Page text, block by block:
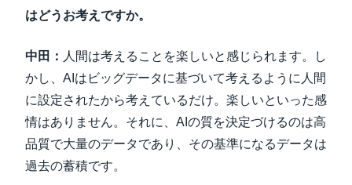
はどうお考えですか。
中田： 人間は考えることを楽しいと感じられます。し
かし、AIはビッグデータに基づいて考えるように人間
に設定されたから考えているだけ。楽しいといった感
情はありません。それに、AIの質を決定づけるのは高
品質で大量のデータであり、その基準になるデータは
過去の蓄積です。